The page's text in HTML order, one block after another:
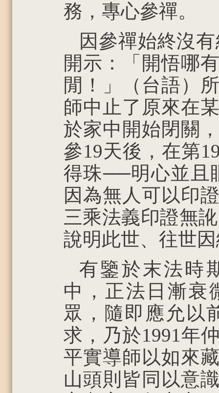
務，專心參禪。
因參禪始終沒
開示：「開悟哪
閒！」（台語）
師中止了原來在
於家中開始閉關
參19天後，在第
得珠──明心並且
因為無人可以印
三乘法義印證無
說明此世、往世
有鑒於末法時
中，正法日漸衰
眾，隨即應允以
求，乃於1991年
平實導師以如來
山頭則皆同以意